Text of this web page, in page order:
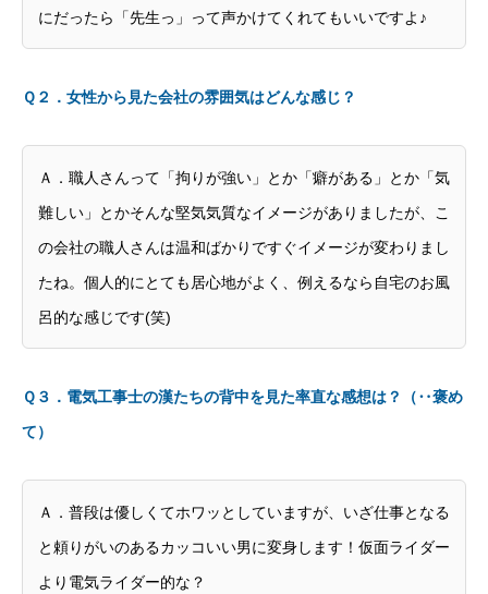
にだったら「先生っ」って声かけてくれてもいいですよ♪
Ｑ２．女性から見た会社の雰囲気はどんな感じ？
Ａ．職人さんって「拘りが強い」とか「癖がある」とか「気
難しい」とかそんな堅気気質なイメージがありましたが、こ
の会社の職人さんは温和ばかりですぐイメージが変わりまし
たね。個人的にとても居心地がよく、例えるなら自宅のお風
呂的な感じです(笑)
Ｑ３．電気工事士の漢たちの背中を見た率直な感想は？（‥褒め
て）
Ａ．普段は優しくてホワッとしていますが、いざ仕事となる
と頼りがいのあるカッコいい男に変身します！仮面ライダー
より電気ライダー的な？